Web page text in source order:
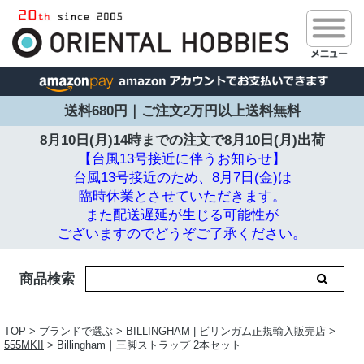
送料680円｜ご注文2万円以上送料無料
8月10日(月)14時までの注文で8月10日(月)出荷
【台風13号接近に伴うお知らせ】
台風13号接近のため、8月7日(金)は
臨時休業とさせていただきます。
また配送遅延が生じる可能性が
ございますのでどうぞご了承ください。
商品検索
TOP > ブランドで選ぶ > BILLINGHAM | ビリンガム正規輸入販売店 >
555MKII
> Billingham｜三脚ストラップ 2本セット